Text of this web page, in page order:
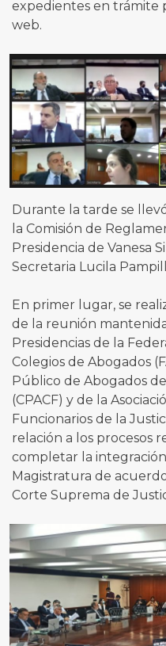
expedientes en trámite
web.
Durante la tarde se
la Comisión de
Presidencia de Vanesa
Secretaria Lucila
En primer lugar, se
de la reunión
Presidencias de la
Colegios de Abogados
Público de Abogados
(CPACF) y de la
Funcionarios de la
relación a los procesos
completar la
Magistratura de
Corte Suprema de